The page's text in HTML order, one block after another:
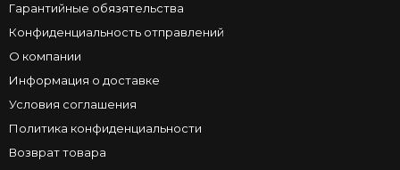
Гарантийные обязятельства
Конфиденциальность отправлений
О компании
Информация о доставке
Условия соглашения
Политика конфиденциальности
Возврат товара